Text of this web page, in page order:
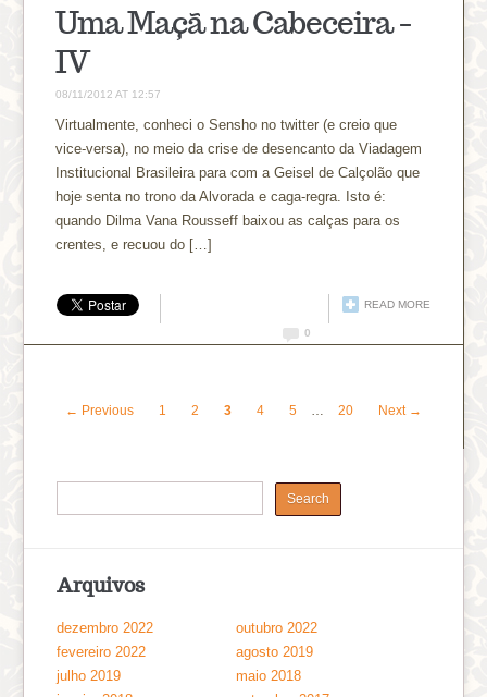
Uma Maçã na Cabeceira –
IV
08/11/2012 AT 12:57
Virtualmente, conheci o Sensho no twitter (e creio que
vice-versa), no meio da crise de desencanto da Viadagem
Institucional Brasileira para com a Geisel de Calçolão que
hoje senta no trono da Alvorada e caga-regra. Isto é:
quando Dilma Vana Rousseff baixou as calças para os
crentes, e recuou do […]
READ MORE
0
← Previous 1 2 3 4 5 … 20 Next →
Arquivos
dezembro 2022
outubro 2022
fevereiro 2022
agosto 2019
julho 2019
maio 2018